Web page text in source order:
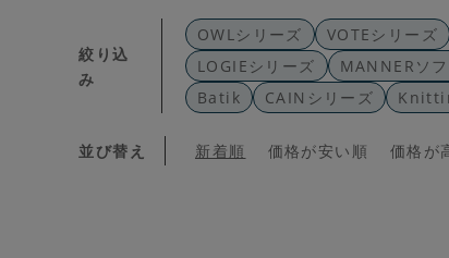
絞り込
み
OWLシリーズ VOTEシリーズ
LOGIEシリーズ
MANNERソ
Batik
CAINシリーズ
並び替え 新着順 価格が安い順 価格が